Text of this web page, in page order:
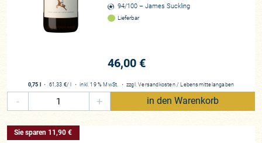
94/100 – James Suckling
Lieferbar
46,00 €
0,75 l ・ 61,33 €/ l ・inkl. 19 % MwSt. ・ zzgl.Versandkosten / Lebensmittelangaben
- + in den Warenkorb
Sie sparen 11,90 €